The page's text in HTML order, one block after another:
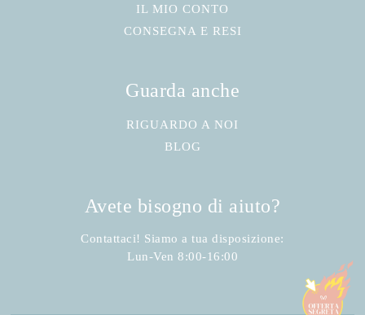
IL MIO CONTO
CONSEGNA E RESI
Guarda anche
RIGUARDO A NOI
BLOG
Avete bisogno di aiuto?
Contattaci! Siamo a tua disposizione:
Lun-Ven 8:00-16:00